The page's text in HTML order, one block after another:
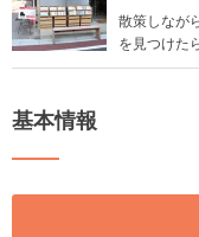
散策しなが
を見つけた
基本情報